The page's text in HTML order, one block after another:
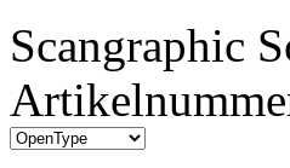
Scangraphic